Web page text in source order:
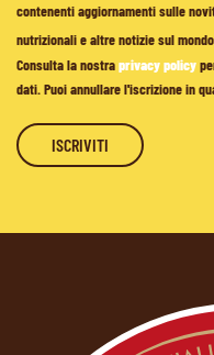
contenenti aggiornamenti sulle
nutrizionali e altre notizie sul
Consulta la nostraprivacy policy
dati. Puoi annullare l'iscrizione in